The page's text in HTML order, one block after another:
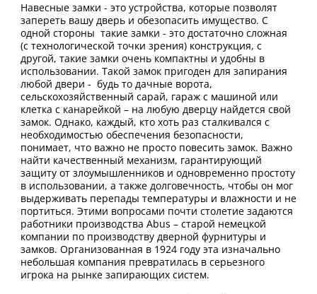
Навесные замки - это устройства, которые позволят
запереть вашу дверь и обезопасить имущество. С
одной стороны такие замки - это достаточно сложная
(с технологической точки зрения) конструкция, с
другой, такие замки очень компактны и удобны в
использовании. Такой замок пригоден для запирания
любой двери - будь то дачные ворота,
сельскохозяйственный сарай, гараж с машиной или
клетка с канарейкой – на любую дверцу найдется свой
замок. Однако, каждый, кто хоть раз сталкивался с
необходимостью обеспечения безопасности,
понимает, что важно не просто повесить замок. Важно
найти качественный механизм, гарантирующий
защиту от злоумышленников и одновременно простоту
в использовании, а также долговечность, чтобы он мог
выдерживать перепады температуры и влажности и не
портиться. Этими вопросами почти столетие задаются
работники производства Abus – старой немецкой
компании по производству дверной фурнитуры и
замков. Организованная в 1924 году эта изначально
небольшая компания превратилась в серьезного
игрока на рынке запирающих систем.